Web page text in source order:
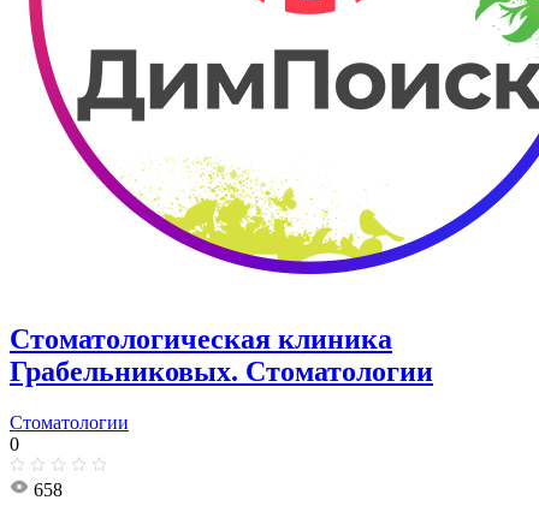
Стоматологическая клиника
Грабельниковых. Стоматологии
Стоматологии
0
658